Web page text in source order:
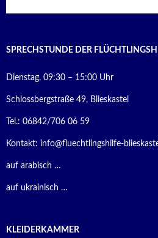
SPRECHSTUNDE DER
Dienstag, 09:30 – 15:00 Uhr
Schlossbergstraße 49, Blieskastel
Tel.: 06842/706 06 59
Kontakt: info@fluechtlingshilfe-
auf arabisch …
auf ukrainisch …
KLEIDERKAMMER